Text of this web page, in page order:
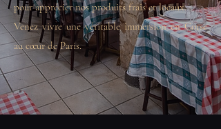
pour apprécier nos produits frais et locaux.
Venez vivre une véritable immersion en Corse
au cœur de Paris.